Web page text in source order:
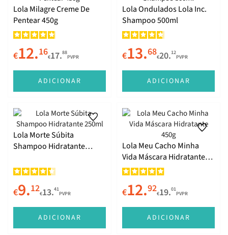
O Poderoso Cremão e Shampoo(zão)
Tarja Preta
O Umidificador Que Sabia Demais
Drama Queen
Dream Cream
Comigo Ninguém Pode
Vintage Girls
Lola Milagre Creme De
Pentear 450g
€12.16€17.88
PVPR
ADICIONAR
Lola Ondulados Lola Inc.
Shampoo 500ml
€13.68€20.12
PVPR
ADICIONAR
Lola Morte Súbita
Shampoo Hidratante
€9.12€13.41
PVPR
ADICIONAR
Lola Meu Cacho Minha
Vida Máscara Hidratante
450g
€12.92€19.01
PVPR
ADICIONAR